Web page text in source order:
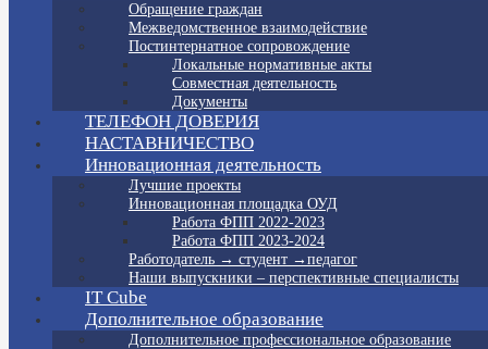
Обращение граждан
Межведомственное взаимодействие
Постинтернатное сопровождение
Локальные нормативные акты
Совместная деятельность
Документы
ТЕЛЕФОН ДОВЕРИЯ
НАСТАВНИЧЕСТВО
Инновационная деятельность
Лучшие проекты
Инновационная площадка ОУД
Работа ФПП 2022-2023
Работа ФПП 2023-2024
Работодатель → студент →педагог
Наши выпускники – перспективные специалисты
IT Cube
Дополнительное образование
Дополнительное профессиональное образование